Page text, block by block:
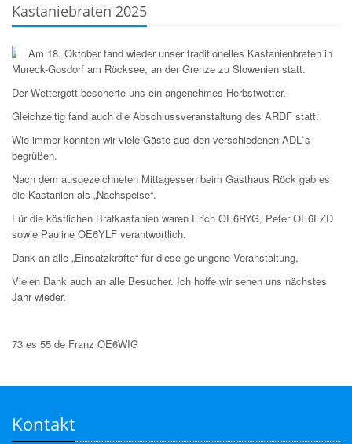
Kastaniebraten 2025
Am 18. Oktober fand wieder unser traditionelles Kastanienbraten in
Mureck-Gosdorf am Röcksee, an der Grenze zu Slowenien statt.
Der Wettergott bescherte uns ein angenehmes Herbstwetter.
Gleichzeitig fand auch die Abschlussveranstaltung des ARDF statt.
Wie immer konnten wir viele Gäste aus den verschiedenen ADL`s
begrüßen.
Nach dem ausgezeichneten Mittagessen beim Gasthaus Röck gab es
die Kastanien als „Nachspeise“.
Für die köstlichen Bratkastanien waren Erich OE6RYG, Peter OE6FZD
sowie Pauline OE6YLF verantwortlich.
Dank an alle „Einsatzkräfte“ für diese gelungene Veranstaltung,
Vielen Dank auch an alle Besucher. Ich hoffe wir sehen uns nächstes
Jahr wieder.
73 es 55 de Franz OE6WIG
Kontakt